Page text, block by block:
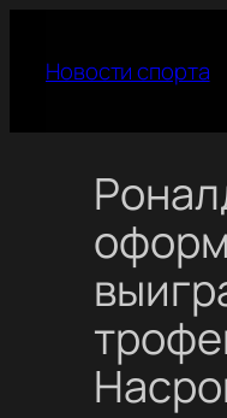
содержимому
Новости спорта